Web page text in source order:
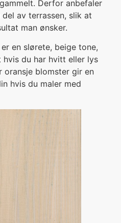
Derfor anbefaler
av terrassen, slik at
man ønsker.
er en slørete, beige tone,
hvis du har hvitt eller lys
oransje blomster gir en
hvis du maler med